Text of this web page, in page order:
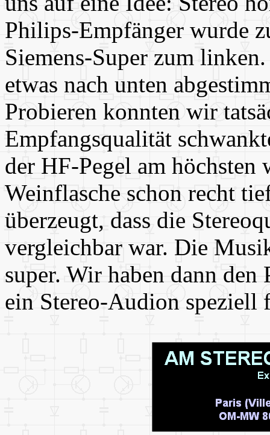
Philips-Empfänger wurde
Siemens-Super zum
etwas nach unten
Probieren konnten wir
Empfangsqualität
der HF-Pegel am höchsten
Weinflasche schon recht
überzeugt, dass die
vergleichbar war. Die
super. Wir haben dann den
ein Stereo-Audion speziell